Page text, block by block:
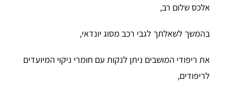
אלכס שלום רב,
בהמשך לשאלתך לגבי רכב מסוג יונדאי,
את ריפודי המושבים ניתן לנקות עם חומרי ניקוי המיועדים
לריפודים,